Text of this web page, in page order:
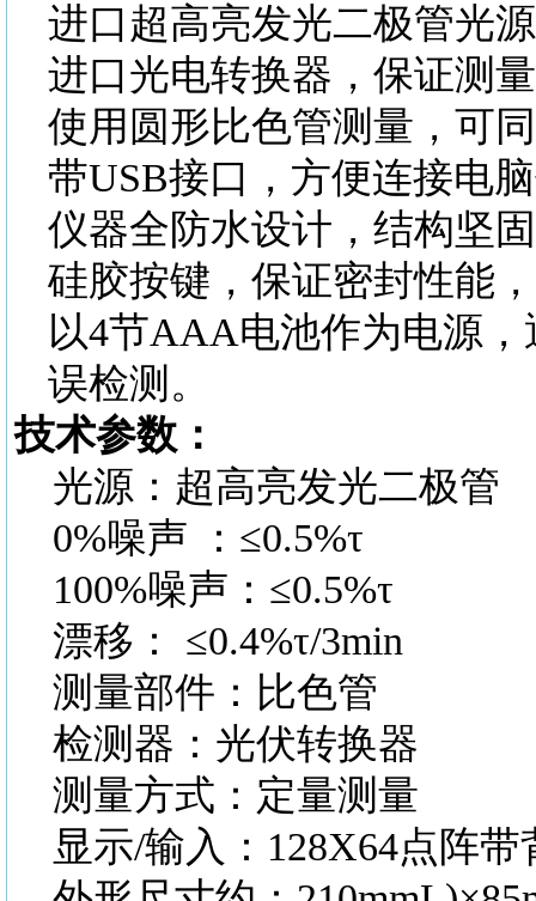
进口超高亮发光二极管光
进口光电转换器，保证测
使用圆形比色管测量，可
带USB接口，方便连接电
仪器全防水设计，结构坚
硅胶按键，保证密封性能
以4节AAA电池作为电源
误检测。
技术参数：
光源：超高亮发光二极管
0%噪声
： ≤0.5%τ
100%噪声：≤0.5%τ
漂移：
≤0.4%τ/3min
测量部件：比色管
检测器：光伏转换器
测量方式：定量测量
显示/输入：128X64点阵